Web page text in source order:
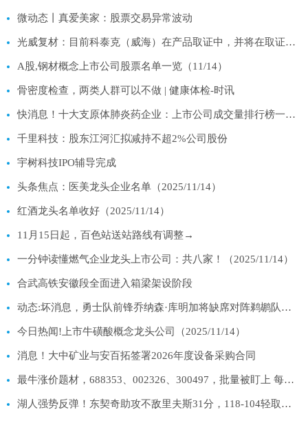
微动态丨真爱美家：股票交易异常波动
光威复材：目前科泰克（威海）在产品取证中，并将在取证后开始投产 每日快播
A股,钢材概念上市公司股票名单一览（11/14）
骨密度检查，两类人群可以不做 | 健康体检-时讯
快消息！十大支原体肺炎药企业：上市公司成交量排行榜一览（2025年11月14日）
千里科技：股东江河汇拟减持不超2%公司股份
宇树科技IPO辅导完成
头条焦点：医美龙头企业名单（2025/11/14）
红酒龙头名单收好（2025/11/14）
11月15日起，百色站送站路线有调整→
一分钟读懂燃气企业龙头上市公司：共八家！（2025/11/14）
合武高铁安徽段全面进入箱梁架设阶段
动态:坏消息，勇士队前锋乔纳森·库明加将缺席对阵鹈鹕队的比赛
今日热闻!上市牛磺酸概念龙头公司（2025/11/14）
消息！大中矿业与安百拓签署2026年度设备采购合同
最牛涨价题材，688353、002326、300497，批量被盯上 每日快讯
湖人强势反弹！东契奇助攻不敌里夫斯31分，118-104轻取鹈鹕_每日关注